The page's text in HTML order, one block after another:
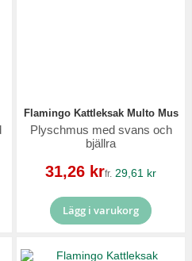
Flamingo Kattleksak Multo Mus
Plyschmus med svans och
bjällra
Reapris
31,26 krfr. 29,61 kr
Lägg i varukorg